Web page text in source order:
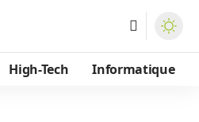
High-Tech Informatique